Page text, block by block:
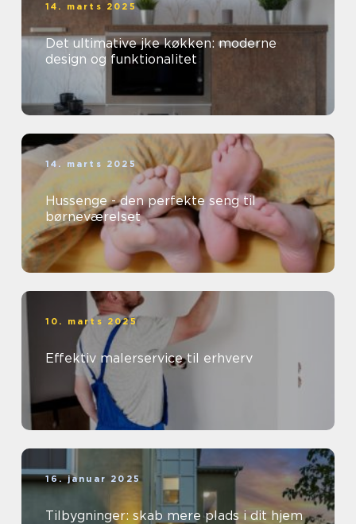
14. marts 2025
Det ultimative jke køkken: moderne
design og funktionalitet
14. marts 2025
Hussenge - den perfekte seng til
børneværelset
10. marts 2025
Effektiv malerservice til erhverv
16. januar 2025
Tilbygninger: skab mere plads i dit hjem